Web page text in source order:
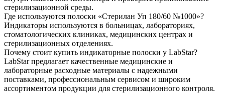
стерилизационной среды.
Где используются полоски «Стерилан Уп 180/60 №1000»?
Индикаторы используются в больницах, лабораториях,
стоматологических клиниках, медицинских центрах и
стерилизационных отделениях.
Почему стоит купить индикаторные полоски у LabStar?
LabStar предлагает качественные медицинские и
лабораторные расходные материалы с надежными
поставками, профессиональным сервисом и широким
ассортиментом продукции для стерилизационного контроля.